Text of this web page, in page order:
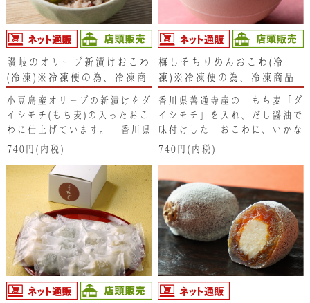
讃岐のオリーブ新漬けおこわ
(冷凍)※冷凍便の為、冷凍商
小豆島産オリーブの新漬けをダ
イシモチ(もち麦)の入ったおこ
わに仕上げています。 香川県
産のオリーブオイル、讃岐の藻
こわにしています。
740円(内税)
梅しそちりめんおこわ(冷
凍)※冷凍便の為、冷凍商品
香川県善通寺産の もち麦「ダ
イシモチ」を入れ、だし醤油で
味付けした おこわに、いかな
ご釘煮、梅干し、青しそを入れ
740円(内税)